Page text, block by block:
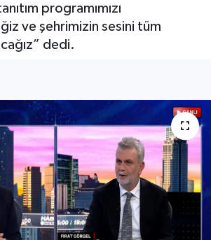
programımızı
ve şehrimizin sesini tüm
dedi.